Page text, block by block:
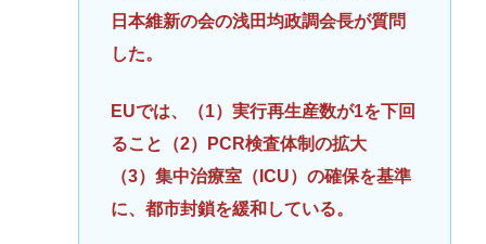
日本維新の会の浅田均政調会長が質問
した。
EUでは、（1）実行再生産数が1を下回
ること（2）PCR検査体制の拡大
（3）集中治療室（ICU）の確保を基準
に、都市封鎖を緩和している。